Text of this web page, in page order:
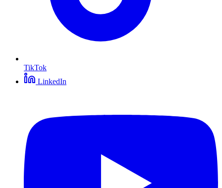
TikTok
LinkedIn